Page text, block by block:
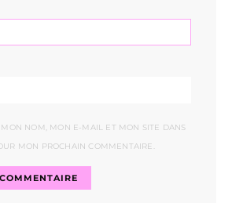
MON NOM, MON E-MAIL ET MON SITE DANS
MON PROCHAIN COMMENTAIRE.